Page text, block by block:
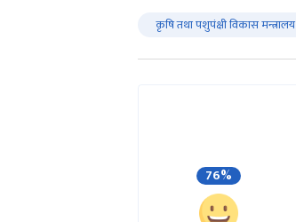
कृषि तथा पशुपंक्षी विकास मन्त्रालय
76%